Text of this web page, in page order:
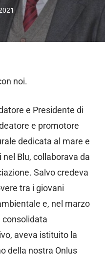
noi.
e Presidente di
e promotore
dedicata al mare e
Blu, collaborava da
Salvo credeva
tra i giovani
e, nel marzo
consolidata
aveva istituito la
della nostra Onlus